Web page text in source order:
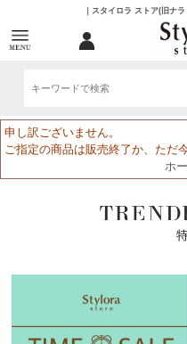
｜スタイロラ ストア(旧ナ
申し訳ございません。
ご指定の商品は販売終了か、ただ
ホ